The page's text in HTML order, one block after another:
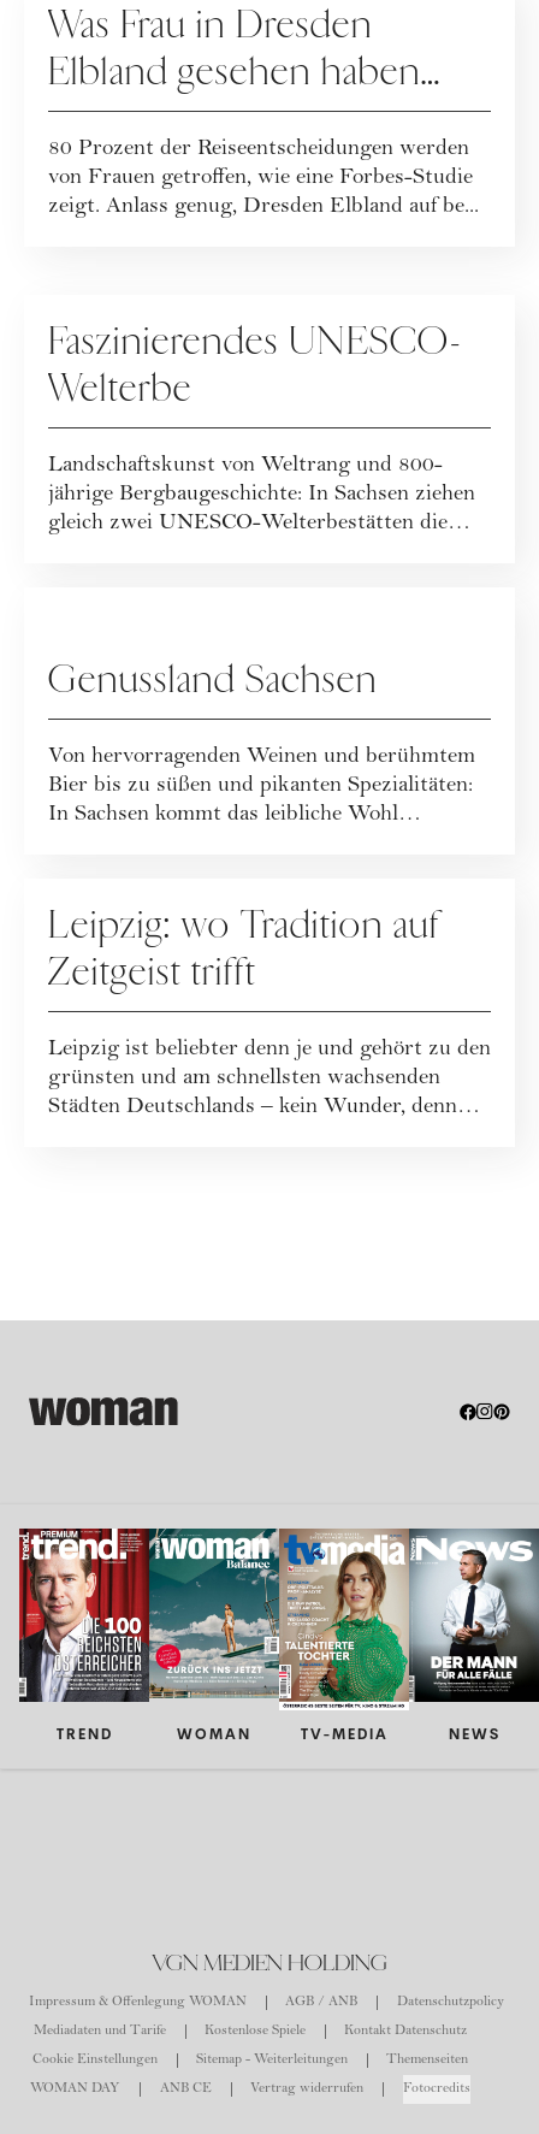
Was Frau in Dresden
Elbland gesehen haben
muss
80 Prozent der Reiseentscheidungen werden
von Frauen getroffen, wie eine Forbes-Studie
zeigt. Anlass genug, Dresden Elbland auf be...
Faszinierendes UNESCO-
Welterbe
Landschaftskunst von Weltrang und 800-
jährige Bergbaugeschichte: In Sachsen ziehen
gleich zwei UNESCO-Welterbestätten die
Genussland Sachsen
Von hervorragenden Weinen und berühmtem
Bier bis zu süßen und pikanten Spezialitäten:
In Sachsen kommt das leibliche Wohl
Leipzig: wo Tradition auf
Zeitgeist trifft
Leipzig ist beliebter denn je und gehört zu den
grünsten und am schnellsten wachsenden
Städten Deutschlands – kein Wunder, denn
TREND WOMAN TV-MEDIA NEWS
VGN MEDIEN HOLDING
Impressum & Offenlegung WOMAN AGB / ANB
Datenschutzpolicy
Mediadaten und Tarife
Kostenlose Spiele
Kontakt Datenschutz
Cookie Einstellungen
Sitemap - Weiterleitungen
Themenseiten
WOMAN DAY
ANB CE Vertrag widerrufen Fotocredits